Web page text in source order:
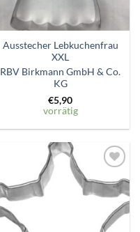
Ausstecher Lebkuchenfrau
XXL
RBV Birkmann GmbH & Co.
KG
€5,90
vorrätig
Wunschzettel
hinzufügen